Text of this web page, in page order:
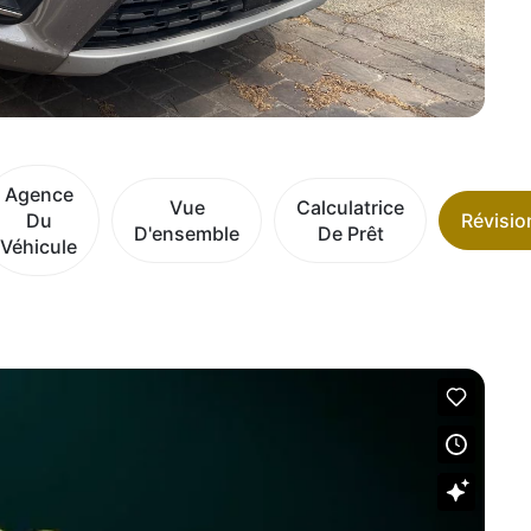
Agence
Du
Véhicule
Vue
D'ensemble
Calculatrice
De Prêt